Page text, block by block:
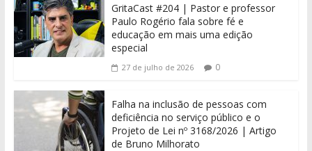
GritaCast #204 | Pastor e professor
Paulo Rogério fala sobre fé e
educação em mais uma edição
especial
27 de julho de 2026 0
Falha na inclusão de pessoas com
deficiência no serviço público e o
Projeto de Lei nº 3168/2026 | Artigo
de Bruno Milhorato